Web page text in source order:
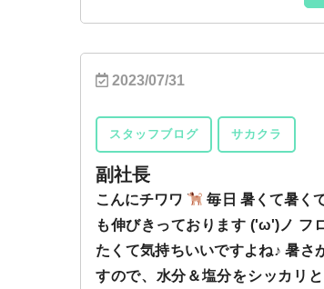
2023/07/31
スタッフブログ サカクラ
副社長
こんにチワワ
毎日 暑くて暑く
も伸びきっております ('ω')ノ フ
たくて気持ちいいですよね♪ 暑さ
すので、水分＆塩分をシッカリ